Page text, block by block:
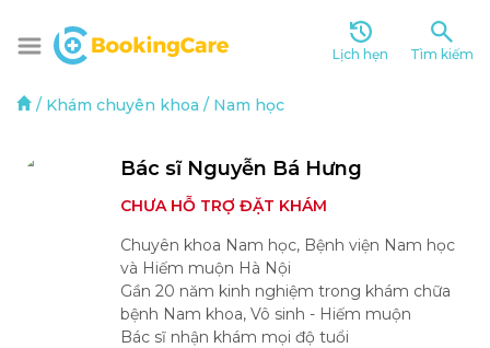
Lịch hẹn Tìm kiếm
/ Khám chuyên khoa / Nam học
Bác sĩ Nguyễn Bá Hưng
CHƯA HỖ TRỢ ĐẶT KHÁM
Chuyên khoa Nam học, Bệnh viện Nam học
và Hiếm muộn Hà Nội
Gần 20 năm kinh nghiệm trong khám chữa
bệnh Nam khoa, Vô sinh - Hiếm muộn
Bác sĩ nhận khám mọi độ tuổi